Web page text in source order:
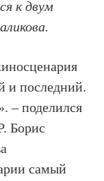
к двум
и последний.
– поделился
Борис
самый